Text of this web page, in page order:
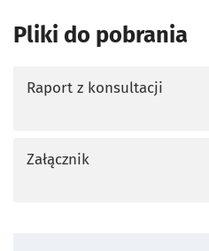
Pliki do pobrania
Raport z konsultacji
Załącznik